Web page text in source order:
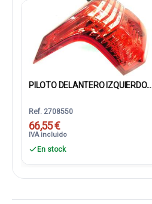
PILOTO DELANTERO IZQUIERDO...
Ref. 2708550
66,55 €
IVA incluido
En stock